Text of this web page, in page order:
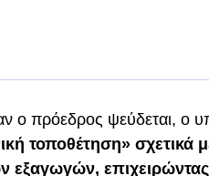
ο πρόεδρος ψεύδεται, ο
τοποθέτηση» σχετικά
εξαγωγών,